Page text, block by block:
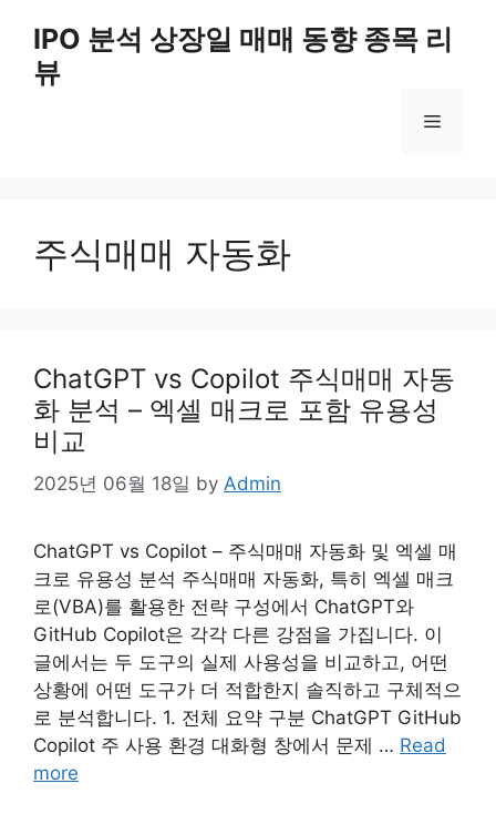
content
IPO 분석 상장일 매매 동향 종목 리
뷰
Menu
주식매매 자동화
ChatGPT vs Copilot 주식매매 자동
화 분석 – 엑셀 매크로 포함 유용성
비교
2025년 06월 18일 by Admin
ChatGPT vs Copilot – 주식매매 자동화 및 엑셀 매
크로 유용성 분석 주식매매 자동화, 특히 엑셀 매크
로(VBA)를 활용한 전략 구성에서 ChatGPT와
GitHub Copilot은 각각 다른 강점을 가집니다. 이
글에서는 두 도구의 실제 사용성을 비교하고, 어떤
상황에 어떤 도구가 더 적합한지 솔직하고 구체적으
로 분석합니다. 1. 전체 요약 구분 ChatGPT GitHub
Copilot 주 사용 환경 대화형 창에서 문제 … Read
more